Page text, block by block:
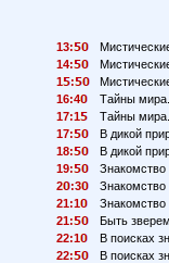
13:
14:
1
:
16:4
Тайны мира.
17:1
Тайны мира.
17:
В дикой
18:
В дикой
19:
Знакомство
2
:3
Знакомство
21:1
Знакомство
21:
Быть
22:1
В поисках
22:
В поисках